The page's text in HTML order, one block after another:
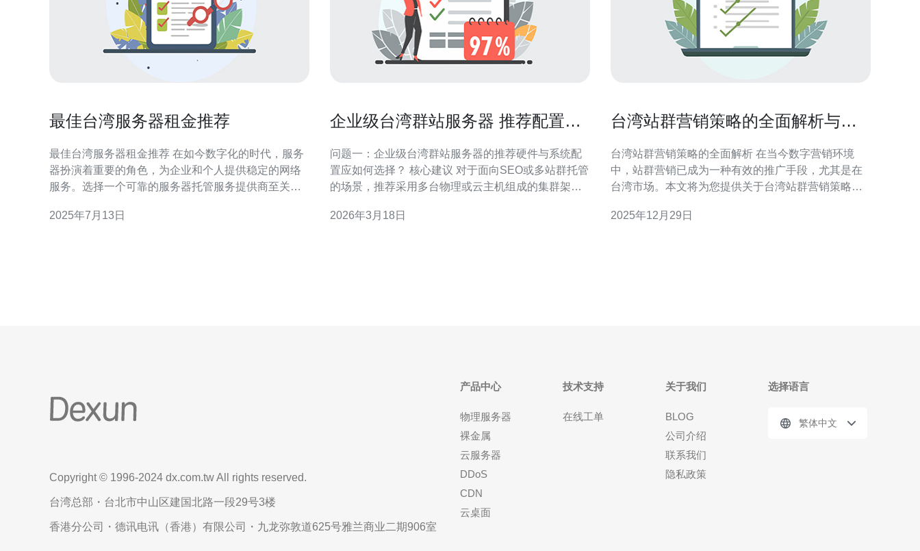
最佳台湾服务器租金推荐
最佳台湾服务器租金推荐 在如今数字化的时代，服务
器扮演着重要的角色，为企业和个人提供稳定的网络
服务。选择一个可靠的服务器托管服务提供商至关重
质的服务器租赁服务。 1. 阿里云 阿里云是中国领先的
2025年7月13日
企业级台湾群站服务器 推荐配置、
问题一：企业级台湾群站服务器的推荐硬件与系统配
置应如何选择？ 核心建议 对于面向SEO或多站群托管
的场景，推荐采用多台物理或云主机组成的集群架
32GB 起、NVMe SSD 500GB 起（用于系统与缓
2026年3月18日
台湾站群营销策略的全面解析与实
台湾站群营销策略的全面解析 在当今数字营销环境
中，站群营销已成为一种有效的推广手段，尤其是在
台湾市场。本文将为您提供关于台湾站群营销策略的
颖而出。以下是三大精华要点： 精准定位目标市场 多
2025年12月29日
Copyright © 1996-2024 dx.com.tw All rights reserved.
台湾总部・台北市中山区建国北路一段29号3楼
香港分公司・德讯电讯（香港）有限公司・九龙弥敦道625号雅兰商业二期906室
产品中心
物理服务器
裸金属
云服务器
DDoS
CDN
云桌面
技术支持
在线工单
关于我们
BLOG
公司介绍
联系我们
隐私政策
选择语言
繁体中文